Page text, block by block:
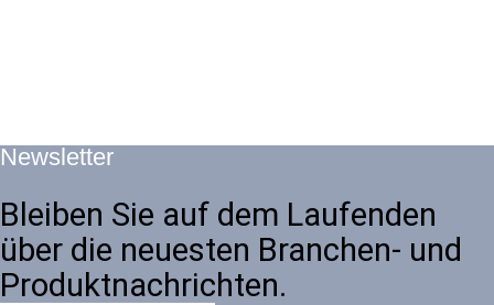
Newsletter
Bleiben Sie auf dem Laufenden
über die neuesten Branchen- und
Produktnachrichten.